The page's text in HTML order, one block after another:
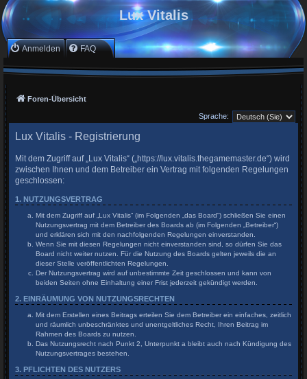
Lux Vitalis
Anmelden FAQ
Foren-Übersicht
Sprache:
Lux Vitalis - Registrierung
Mit dem Zugriff auf „Lux Vitalis“ („https://lux.vitalis.thegamemaster.de“) wird
zwischen Ihnen und dem Betreiber ein Vertrag mit folgenden Regelungen
geschlossen:
1. NUTZUNGSVERTRAG
Mit dem Zugriff auf „Lux Vitalis“ (im Folgenden „das Board“) schließen Sie einen
Nutzungsvertrag mit dem Betreiber des Boards ab (im Folgenden „Betreiber“)
und erklären sich mit den nachfolgenden Regelungen einverstanden.
Wenn Sie mit diesen Regelungen nicht einverstanden sind, so dürfen Sie das
Board nicht weiter nutzen. Für die Nutzung des Boards gelten jeweils die an
dieser Stelle veröffentlichten Regelungen.
Der Nutzungsvertrag wird auf unbestimmte Zeit geschlossen und kann von
beiden Seiten ohne Einhaltung einer Frist jederzeit gekündigt werden.
2. EINRÄUMUNG VON NUTZUNGSRECHTEN
Mit dem Erstellen eines Beitrags erteilen Sie dem Betreiber ein einfaches, zeitlich
und räumlich unbeschränktes und unentgeltliches Recht, Ihren Beitrag im
Rahmen des Boards zu nutzen.
Das Nutzungsrecht nach Punkt 2, Unterpunkt a bleibt auch nach Kündigung des
Nutzungsvertrages bestehen.
3. PFLICHTEN DES NUTZERS